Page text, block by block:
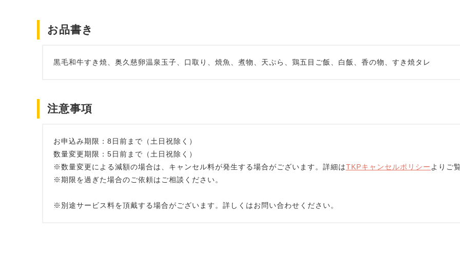
お品書き
黒毛和牛すき焼、奥久慈卵温泉玉子、口取り、焼魚、煮物、天ぷら、鶏五目ご飯、白飯、香の物、すき焼タレ
注意事項
お申込み期限：8日前まで（土日祝除く）
数量変更期限：5日前まで（土日祝除く）
※数量変更による減額の場合は、キャンセル料が発生する場合がございます。詳細はTKPキャンセルポリシー よりご
※期限を過ぎた場合のご依頼はご相談ください。
※別途サービス料を頂戴する場合がございます。詳しくはお問い合わせください。